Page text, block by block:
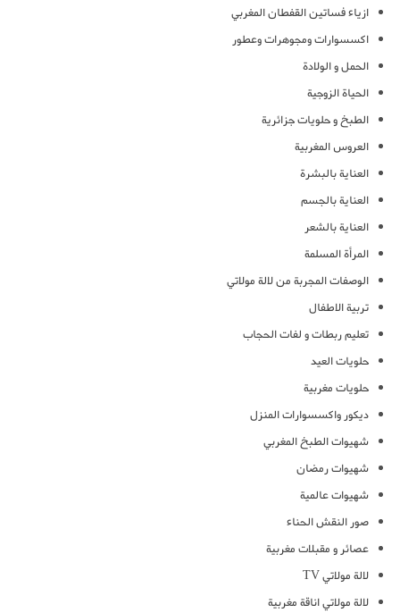
ازياء فساتين القفطان المغربي
اكسسوارات ومجوهرات وعطور
الحمل و الولادة
الحياة الزوجية
الطبخ و حلويات جزائرية
العروس المغربية
العناية بالبشرة
العناية بالجسم
العناية بالشعر
المرأة المسلمة
الوصفات المجربة من لالة مولاتي
تربية الاطفال
تعليم ربطات و لفات الحجاب
حلويات العيد
حلويات مغربية
ديكور واكسسوارات المنزل
شهيوات الطبخ المغربي
شهيوات رمضان
شهيوات عالمية
صور النقش الحناء
عصائر و مقبلات مغربية
لالة مولاتي TV
لالة مولاتي اناقة مغربية